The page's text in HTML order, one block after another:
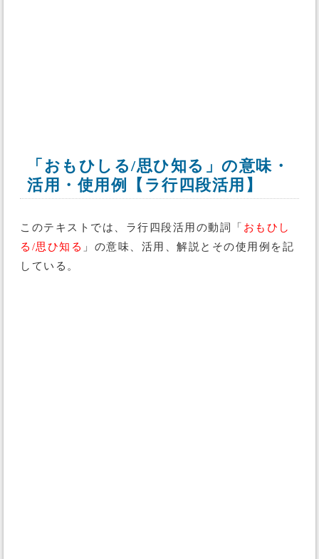
「おもひしる/思ひ知る」の意味・
活用・使用例【ラ行四段活用】
このテキストでは、ラ行四段活用の動詞「 おもひし
る/思ひ知る 」の意味、活用、解説とその使用例を記
している。